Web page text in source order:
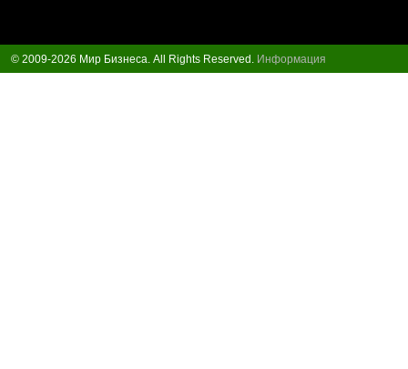
© 2009-2026 Мир Бизнеса. All Rights Reserved. Информация